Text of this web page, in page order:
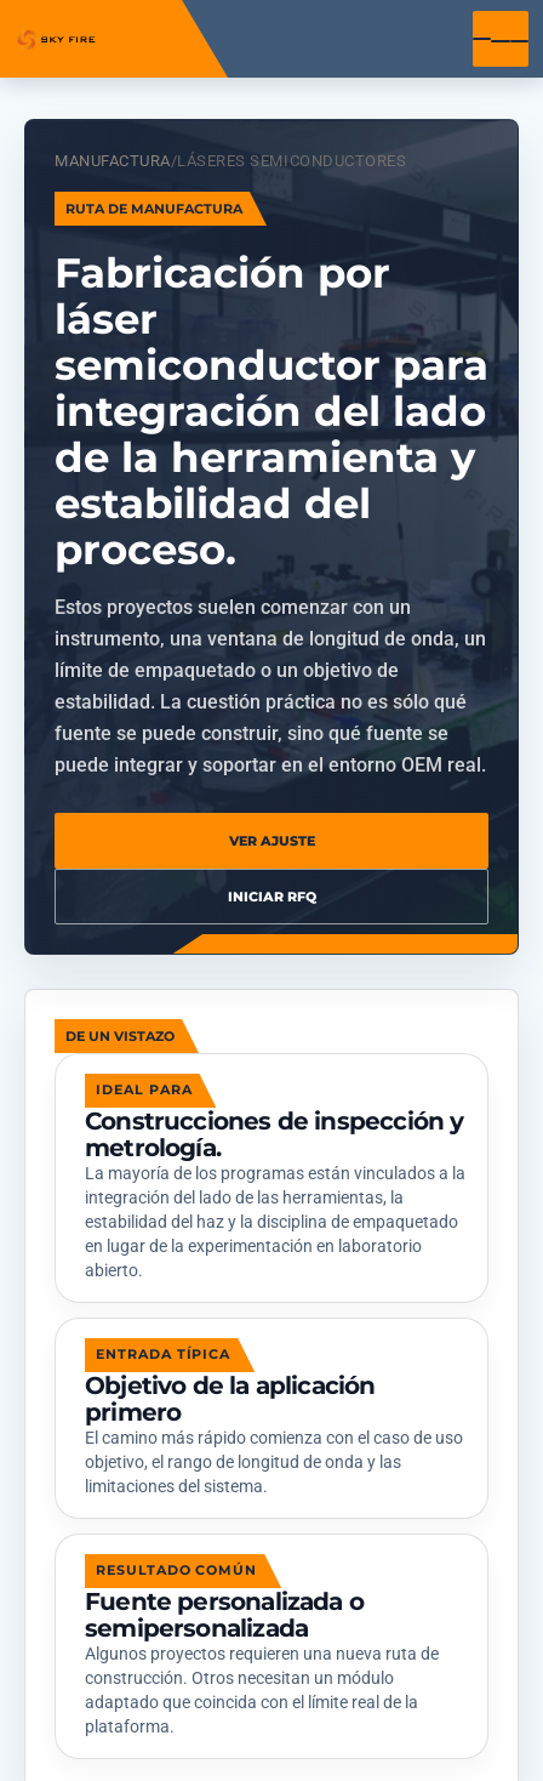
MANUFACTURA/LÁSERES SEMICONDUCTORES
RUTA DE MANUFACTURA
Fabricación por
láser
semiconductor para
integración del lado
de la herramienta y
estabilidad del
proceso.
Estos proyectos suelen comenzar con un
instrumento, una ventana de longitud de onda, un
límite de empaquetado o un objetivo de
estabilidad. La cuestión práctica no es sólo qué
fuente se puede construir, sino qué fuente se
puede integrar y soportar en el entorno OEM real.
VER AJUSTE
INICIAR RFQ
DE UN VISTAZO
IDEAL PARA
Construcciones de inspección y
metrología.
La mayoría de los programas están vinculados a la
integración del lado de las herramientas, la
estabilidad del haz y la disciplina de empaquetado
en lugar de la experimentación en laboratorio
abierto.
ENTRADA TÍPICA
Objetivo de la aplicación
primero
El camino más rápido comienza con el caso de uso
objetivo, el rango de longitud de onda y las
limitaciones del sistema.
RESULTADO COMÚN
Fuente personalizada o
semipersonalizada
Algunos proyectos requieren una nueva ruta de
construcción. Otros necesitan un módulo
adaptado que coincida con el límite real de la
plataforma.